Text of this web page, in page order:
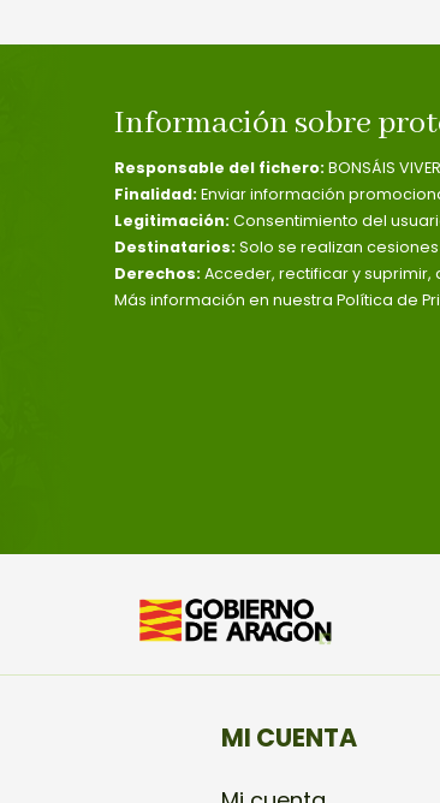
Información sobre
Responsable del fichero: BONSÁIS
Finalidad: Enviar información
Legitimación: Consentimiento del
Destinatarios: Solo se realizan
Derechos: Acceder, rectificar y
Más información en nuestra Política de
MI CUENTA